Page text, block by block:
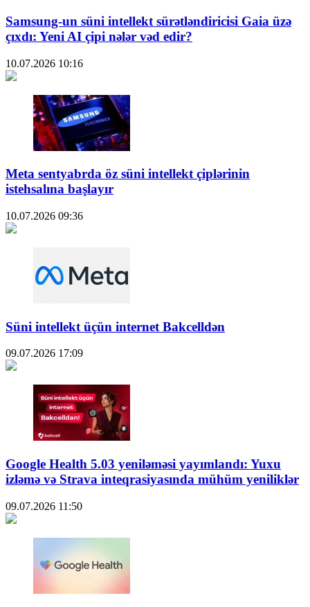
Samsung-un süni intellekt sürətləndiricisi Gaia üzə
çıxdı: Yeni AI çipi nələr vəd edir?
10.07.2026 10:16
Meta sentyabrda öz süni intellekt çiplərinin
istehsalına başlayır
10.07.2026 09:36
Süni intellekt üçün internet Bakcelldən
09.07.2026 17:09
Google Health 5.03 yeniləməsi yayımlandı: Yuxu
izləmə və Strava inteqrasiyasında mühüm yeniliklər
09.07.2026 11:50